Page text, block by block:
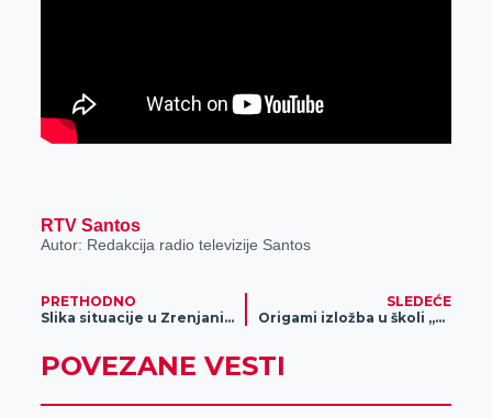
RTV Santos
Autor: Redakcija radio televizije Santos
PRETHODNO
Slika situacije u Zrenjaninu na Vukajliji postala totalni hit
SLEDEĆE
Origami izložba u školi „9. Maj“
POVEZANE VESTI